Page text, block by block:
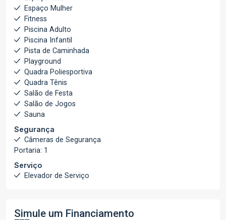
Espaço Mulher
Fitness
Piscina Adulto
Piscina Infantil
Pista de Caminhada
Playground
Quadra Poliesportiva
Quadra Tênis
Salão de Festa
Salão de Jogos
Sauna
Segurança
Câmeras de Segurança
Portaria: 1
Serviço
Elevador de Serviço
Simule um Financiamento